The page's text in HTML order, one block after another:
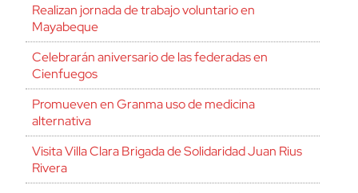
Realizan jornada de trabajo voluntario en
Mayabeque
Celebrarán aniversario de las federadas en
Cienfuegos
Promueven en Granma uso de medicina
alternativa
Visita Villa Clara Brigada de Solidaridad Juan Rius
Rivera